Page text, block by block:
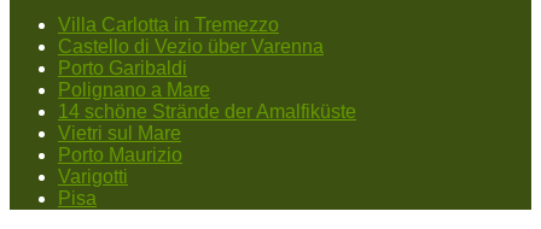
Villa Carlotta in Tremezzo
Castello di Vezio über Varenna
Porto Garibaldi
Polignano a Mare
14 schöne Strände der Amalfiküste
Vietri sul Mare
Porto Maurizio
Varigotti
Pisa